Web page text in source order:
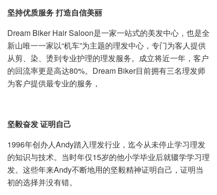
坚持优质服务打造自信美丽
Dream Biker Hair Saloon是一家一站式的美发中心，也是全
新山唯一一家以“机车”为主题的理发中心，专门为客人提供
从剪、染、烫到专业护理的理发服务。成立将近一年，客户
的回流率更是高达80%。Dream Biker目前拥有三名理发师
为客户提供最专业的服务，
坚毅奋发证明自己
1996年创办人Andy踏入理发行业，迄今从未停止学习理发
的知识与技术。当时年仅15岁的他小学毕业后就辍学学习理
发。这些年来Andy不断地用的坚毅精神证明自己，证明当
初的选择并没有错。